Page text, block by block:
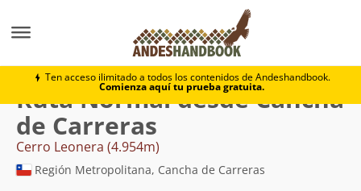
Ten acceso ilimitado a todos los contenidos de Andeshandbook.
Comienza aquí tu prueba gratuita.
Cerro Leonera Normal desde Cancha de
Ruta Normal desde Cancha
de Carreras
Cerro Leonera (4.954m)
Región Metropolitana, Cancha de Carreras